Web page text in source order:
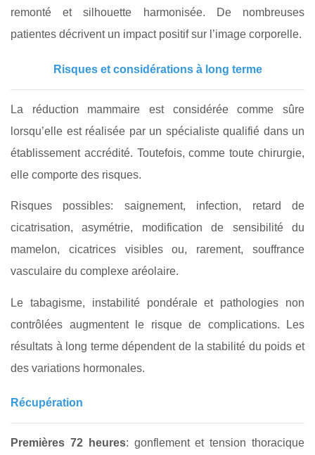
remonté et silhouette harmonisée. De nombreuses
patientes décrivent un impact positif sur l’image corporelle.
Risques et considérations à long terme
La réduction mammaire est considérée comme sûre
lorsqu’elle est réalisée par un spécialiste qualifié dans un
établissement accrédité. Toutefois, comme toute chirurgie,
elle comporte des risques.
Risques possibles: saignement, infection, retard de
cicatrisation, asymétrie, modification de sensibilité du
mamelon, cicatrices visibles ou, rarement, souffrance
vasculaire du complexe aréolaire.
Le tabagisme, instabilité pondérale et pathologies non
contrôlées augmentent le risque de complications. Les
résultats à long terme dépendent de la stabilité du poids et
des variations hormonales.
Récupération
Premières 72 heures: gonflement et tension thoracique